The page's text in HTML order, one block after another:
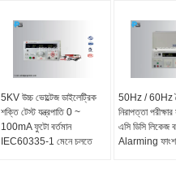
5KV উচ্চ ভোল্টেজ ডাইলেট্রিক
শক্তি টেস্ট যন্ত্রপাতি 0 ~
100mA ফুটো বর্তমান
IEC60335-1 মেনে চলতে
50Hz / 60Hz
নিরাপত্তা
এসি ডিসি লিকেজ
Alarming